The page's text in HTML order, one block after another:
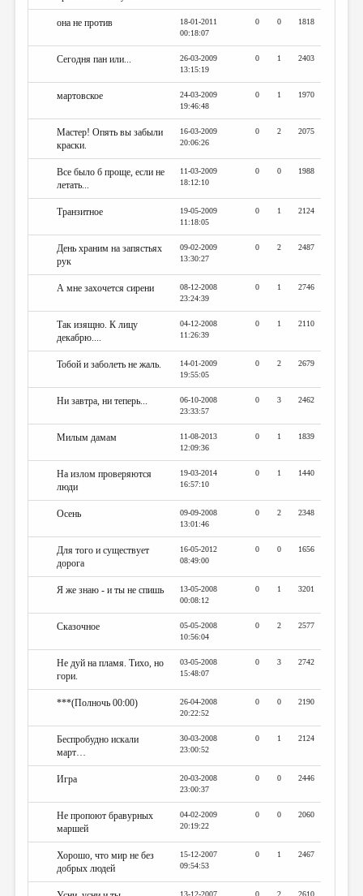
она не против
18-01-2011
00:18:07
0 0 1818
Сегодня пан или...
26-03-2009
13:15:19
0 1 2403
мартовское
24-03-2009
19:46:48
0 1 1970
Мастер! Опять вы забыли
краски.
16-03-2009
20:06:26
0 2 2075
Все было б проще, если не
летать...
11-03-2009
18:12:10
0 0 1988
Транзитное
19-05-2009
11:18:05
0 1 2124
День храним на запястьях
рук
09-02-2009
13:30:27
0 2 2487
А мне захочется сирени
08-12-2008
23:24:39
0 1 2746
Так изящно. К лицу
декабрю....
04-12-2008
11:26:39
0 1 2110
Тобой и заболеть не жаль.
14-01-2009
19:55:05
0 2 2679
Ни завтра, ни теперь...
06-10-2008
23:33:57
0 3 2462
Милым дамам
11-08-2013
12:09:36
0 1 1839
На излом проверяются
люди
19-03-2014
16:57:10
0 1 1440
Осень
09-09-2008
13:01:46
0 2 2348
Для того и существует
дорога
16-05-2012
08:49:00
0 0 1656
Я же знаю - и ты не спишь
13-05-2008
00:08:12
0 1 3201
Сказочное
05-05-2008
10:56:04
0 2 2577
Не дуй на пламя. Тихо, но
гори.
03-05-2008
15:48:07
0 3 2742
***(Полночь 00:00)
26-04-2008
20:22:52
0 0 2190
Беспробудно искали
март…
30-03-2008
23:00:52
0 1 2124
Игра
20-03-2008
23:00:37
0 0 2446
Не пропоют бравурных
маршей
04-02-2009
20:19:22
0 0 2060
Хорошо, что мир не без
добрых людей
15-12-2007
09:54:53
0 1 2467
13-12-2007 0 2 2610